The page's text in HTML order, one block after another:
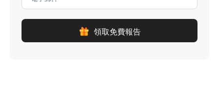
領取免費報告